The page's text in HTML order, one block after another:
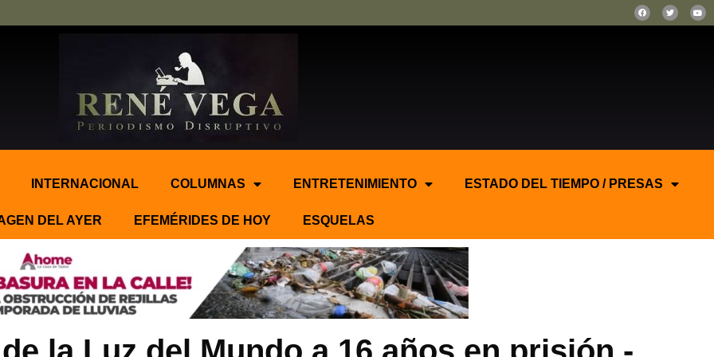
INTERNACIONAL COLUMNAS ENTRETENIMIENTO ESTADO DEL TIEMPO / PRESAS
DEL AYER EFEMÉRIDES DE HOY ESQUELAS